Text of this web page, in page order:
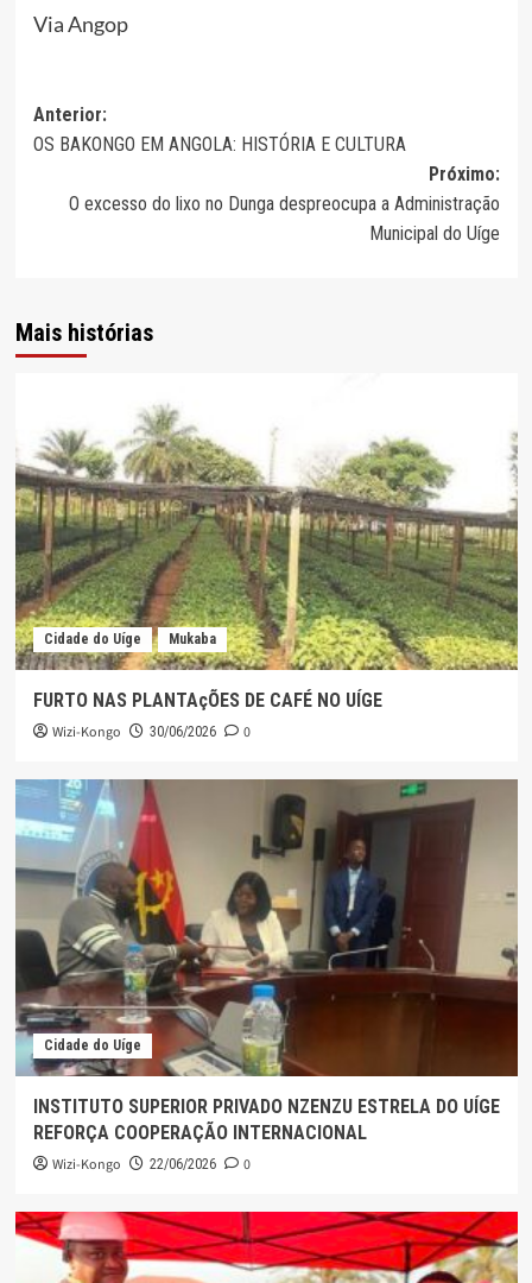
Via Angop
Navegação
de
artigos
Anterior:
OS BAKONGO EM ANGOLA: HISTÓRIA E CULTURA
Próximo:
O excesso do lixo no Dunga despreocupa a Administração
Municipal do Uíge
Mais histórias
Cidade do Uíge Mukaba
FURTO NAS PLANTAçÕES DE CAFÉ NO UÍGE
Wizi-Kongo 30/06/2026 0
Cidade do Uíge
INSTITUTO SUPERIOR PRIVADO NZENZU ESTRELA DO UÍGE
REFORÇA COOPERAÇÃO INTERNACIONAL
Wizi-Kongo 22/06/2026 0